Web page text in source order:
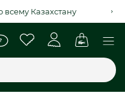
всему Казахстану